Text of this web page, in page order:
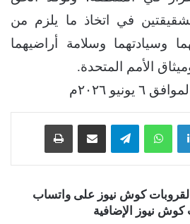
في اتخاذ ما يلزم من
وسيادتهما وسلامة أراضيهما
الأمم المتحدة.
٢٠٢٦م
لينكدإن واتساب تيلقرام
لقروبات كوش نيوز على واتساب
كوش نيوز الإضافية